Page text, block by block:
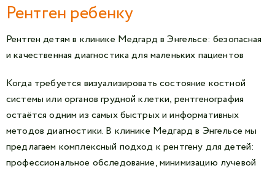
Рентген ребенку
Рентген детям в клинике Медгард в Энгельсе: безопасная
и качественная диагностика для маленьких пациентов
Когда требуется визуализировать состояние костной
системы или органов грудной клетки, рентгенография
остаётся одним из самых быстрых и информативных
методов диагностики. В клинике Медгард в Энгельсе мы
предлагаем комплексный подход к рентгену для детей:
профессиональное обследование, минимизацию лучевой